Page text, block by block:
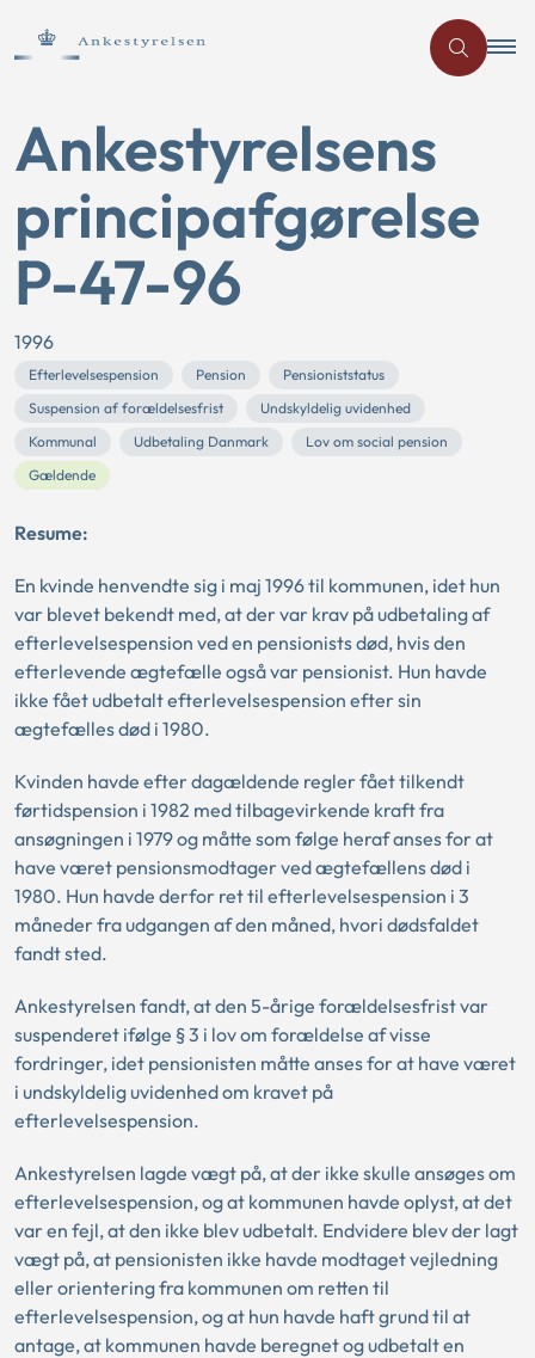
Ankestyrelsens
principafgørelse
P-47-96
1996
Efterlevelsespension Pension
Pensioniststatus
Suspension af forældelsesfrist
Undskyldelig uvidenhed
Kommunal
Udbetaling Danmark
Lov om social pension
Gældende
Resume:
En kvinde henvendte sig i maj 1996 til kommunen, idet hun
var blevet bekendt med, at der var krav på udbetaling af
efterlevelsespension ved en pensionists død, hvis den
efterlevende ægtefælle også var pensionist. Hun havde
ikke fået udbetalt efterlevelsespension efter sin
ægtefælles død i 1980.
Kvinden havde efter dagældende regler fået tilkendt
førtidspension i 1982 med tilbagevirkende kraft fra
ansøgningen i 1979 og måtte som følge heraf anses for at
have været pensionsmodtager ved ægtefællens død i
1980. Hun havde derfor ret til efterlevelsespension i 3
måneder fra udgangen af den måned, hvori dødsfaldet
fandt sted.
Ankestyrelsen fandt, at den 5-årige forældelsesfrist var
suspenderet ifølge § 3 i lov om forældelse af visse
fordringer, idet pensionisten måtte anses for at have været
i undskyldelig uvidenhed om kravet på
efterlevelsespension.
Ankestyrelsen lagde vægt på, at der ikke skulle ansøges om
efterlevelsespension, og at kommunen havde oplyst, at det
var en fejl, at den ikke blev udbetalt. Endvidere blev der lagt
vægt på, at pensionisten ikke havde modtaget vejledning
eller orientering fra kommunen om retten til
efterlevelsespension, og at hun havde haft grund til at
antage, at kommunen havde beregnet og udbetalt en